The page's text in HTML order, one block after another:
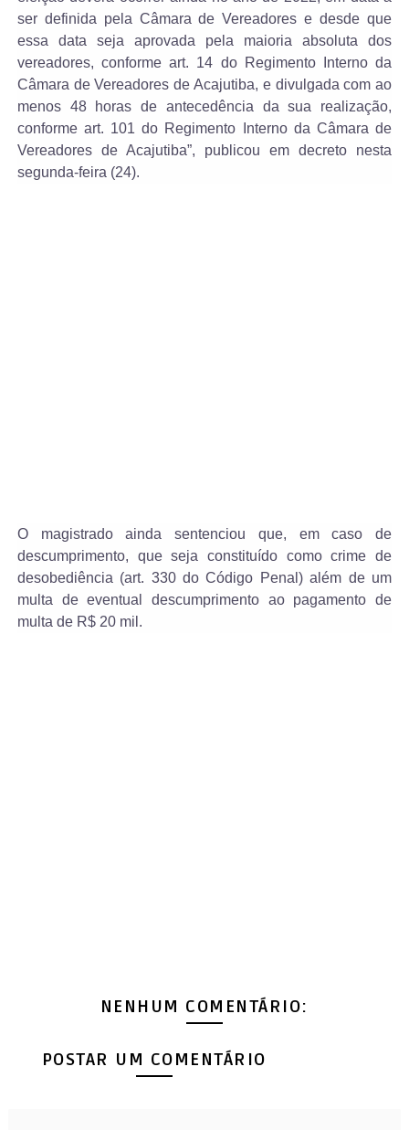
ser definida pela Câmara de Vereadores e desde que
essa data seja aprovada pela maioria absoluta dos
vereadores, conforme art. 14 do Regimento Interno da
Câmara de Vereadores de Acajutiba, e divulgada com ao
menos 48 horas de antecedência da sua realização,
conforme art. 101 do Regimento Interno da Câmara de
Vereadores de Acajutiba”, publicou em decreto nesta
segunda-feira (24).
O magistrado ainda sentenciou que, em caso de
descumprimento, que seja constituído como crime de
desobediência (art. 330 do Código Penal) além de um
multa de eventual descumprimento ao pagamento de
multa de R$ 20 mil.
NENHUM COMENTÁRIO:
POSTAR UM COMENTÁRIO